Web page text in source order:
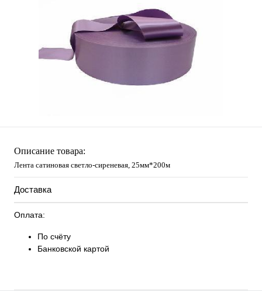
Описание товара:
Лента сатиновая светло-сиреневая, 25мм*200м
Доставка
Оплата:
По счёту
Банковской картой